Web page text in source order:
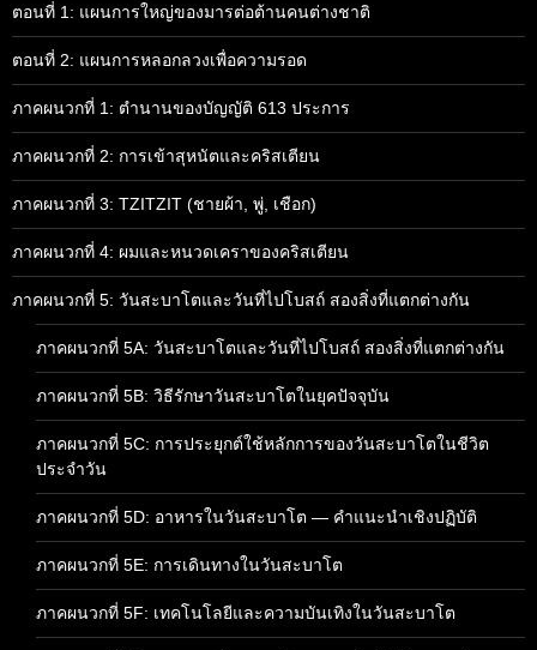
ตอนที่ 1: แผนการใหญ่ของมารต่อต้านคนต่างชาติ
ตอนที่ 2: แผนการหลอกลวงเพื่อความรอด
ภาคผนวกที่ 1: ตำนานของบัญญัติ 613 ประการ
ภาคผนวกที่ 2: การเข้าสุหนัตและคริสเตียน
ภาคผนวกที่ 3: TZITZIT (ชายผ้า, พู่, เชือก)
ภาคผนวกที่ 4: ผมและหนวดเคราของคริสเตียน
ภาคผนวกที่ 5: วันสะบาโตและวันที่ไปโบสถ์ สองสิ่งที่แตกต่างกัน
ภาคผนวกที่ 5A: วันสะบาโตและวันที่ไปโบสถ์ สองสิ่งที่แตกต่างกัน
ภาคผนวกที่ 5B: วิธีรักษาวันสะบาโตในยุคปัจจุบัน
ภาคผนวกที่ 5C: การประยุกต์ใช้หลักการของวันสะบาโตในชีวิต
ประจำวัน
ภาคผนวกที่ 5D: อาหารในวันสะบาโต — คำแนะนำเชิงปฏิบัติ
ภาคผนวกที่ 5E: การเดินทางในวันสะบาโต
ภาคผนวกที่ 5F: เทคโนโลยีและความบันเทิงในวันสะบาโต